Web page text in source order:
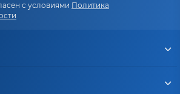
с условиями Политика